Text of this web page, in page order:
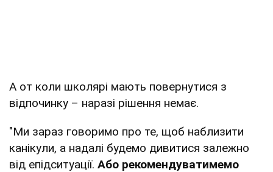
А от коли школярі мають повернутися з
відпочинку – наразі рішення немає.
"Ми зараз говоримо про те, щоб наблизити
канікули, а надалі будемо дивитися залежно
від епідситуації. Або рекомендуватимемо